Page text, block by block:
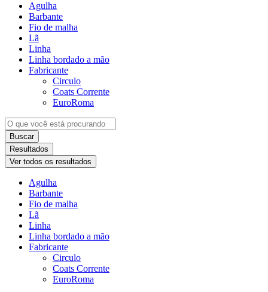
Agulha
Barbante
Fio de malha
Lã
Linha
Linha bordado a mão
Fabricante
Circulo
Coats Corrente
EuroRoma
Buscar
Resultados
Ver todos os resultados
Agulha
Barbante
Fio de malha
Lã
Linha
Linha bordado a mão
Fabricante
Circulo
Coats Corrente
EuroRoma